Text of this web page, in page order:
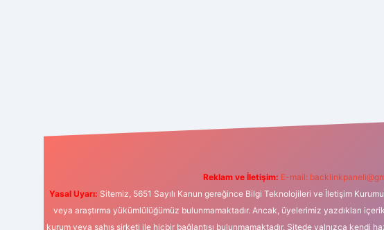
Reklam ve İletişim: E-mail:
Yasal Uyarı: Sitemiz, 5651 Sayılı Kanun gereğince Bilgi Teknolojileri ve İletişim
veya araştırma yükümlülüğümüz bulunmamaktadır. Ancak, üyelerimiz yazdıkları
kurum veya şahıs şirketi ile hiçbir bağlantısı bulunmamaktadır. Sitede yalnızca kendi